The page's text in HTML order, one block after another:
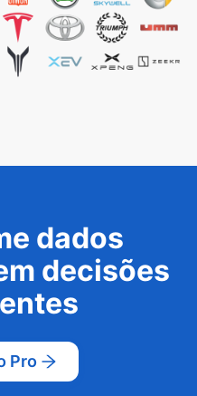
dados
decisões
Pro